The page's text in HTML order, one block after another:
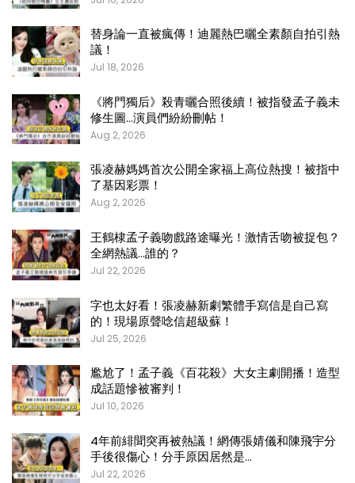
替身論一直被瘋傳！迪麗熱巴曬全素顏自拍引熱
議！
Jul 18, 2026
《將門獨后》殺青曬合照後續！被指發孟子義未
修生圖…演員們紛紛刪帖！
Aug 2, 2026
張凌赫媽媽首次公開全家福上高位熱搜！被指中
了基因彩票！
Aug 2, 2026
王鶴棣孟子義吻戲路途曝光！激情舌吻被捉包？
全網熱議…誰的？
Jul 22, 2026
字也太好看！張凌赫新劇繁體手寫信是自己寫
的！現場原聲唸信超級蘇！
Jul 25, 2026
尷尬了！孟子義《百花殺》大女主劇開播！造型
成話題慘被審判！
Jul 10, 2026
4年前緋聞突再被熱議！網傳張婧儀和陳飛宇分
手後很傷心！分手原因居然是…
Jul 22, 2026